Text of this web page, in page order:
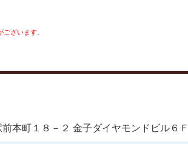
ざいます。
本町１８－２ 金子ダイヤモンドビル６Ｆ